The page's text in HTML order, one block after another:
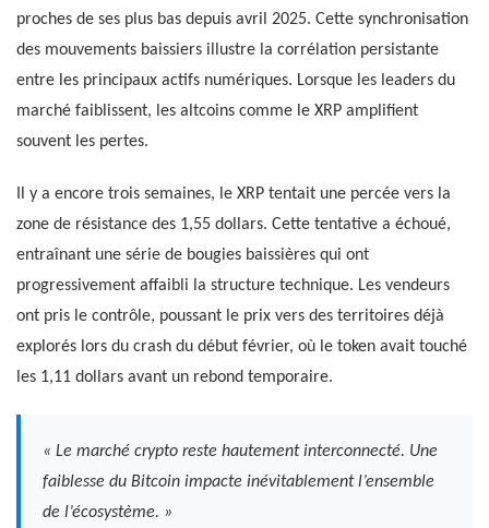
proches de ses plus bas depuis avril 2025. Cette synchronisation
des mouvements baissiers illustre la corrélation persistante
entre les principaux actifs numériques. Lorsque les leaders du
marché faiblissent, les altcoins comme le XRP amplifient
souvent les pertes.
Il y a encore trois semaines, le XRP tentait une percée vers la
zone de résistance des 1,55 dollars. Cette tentative a échoué,
entraînant une série de bougies baissières qui ont
progressivement affaibli la structure technique. Les vendeurs
ont pris le contrôle, poussant le prix vers des territoires déjà
explorés lors du crash du début février, où le token avait touché
les 1,11 dollars avant un rebond temporaire.
« Le marché crypto reste hautement interconnecté. Une
faiblesse du Bitcoin impacte inévitablement l’ensemble
de l’écosystème. »